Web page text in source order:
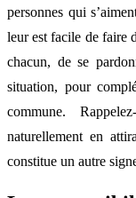
personnes qui
leur est facile de faire
chacun, de se
situation, pour
commune.
naturellement en
constitue un autre